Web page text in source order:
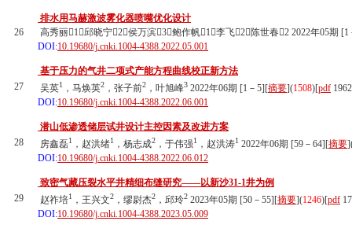
26
排水用马赫激波雾化器喷嘴优化设计
高秀丽1，邱晓宁2，侯万滨3，鲍作帆1，李飞2，陈世春2 2022年05期
DOI:10.19680/j.cnki.1004-4388.2022.05.001
27
基于压力的气井二项式产能方程曲线校正新方法
吴英1 ，马焕英2 ，张子前2 ，叶旭峰3 2022年06期 [1－5][摘要](1508)[pdf
DOI:10.19680/j.cnki.1004-4388.2022.06.001
28
潜山低渗透储层试井设计主控因素及改进方案
房鑫磊1 ，赵洪绪1 ，杨志成2 ，于伟强1 ，赵洪涛1 2022年06期 [59－64][摘要
DOI:10.19680/j.cnki.1004-4388.2022.06.012
29
致密气藏压裂水平井精细布缝研究——以新沙31-1井为例
赵祚培1 ，王兴文2 ，缪尉杰2 ，邱玲2 2023年05期 [50－55][摘要](1246)[pdf
DOI:10.19680/j.cnki.1004-4388.2023.05.009